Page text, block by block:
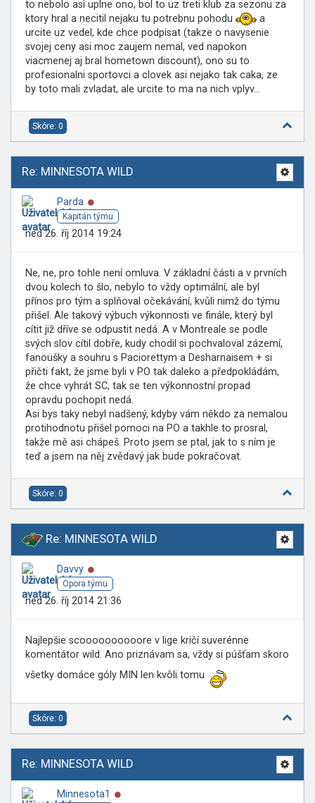
to nebolo asi uplne ono, bol to uz treti klub za sezonu za
ktory hral a necitil nejaku tu potrebnu pohodu
a
urcite uz vedel, kde chce podpisat (takze o navysenie
svojej ceny asi moc zaujem nemal, ved napokon
viacmenej aj bral hometown discount), ono su to
profesionalni sportovci a clovek asi nejako tak caka, ze
by toto mali zvladat, ale urcite to ma na nich vplyv...
Skóre: 0
Re: MINNESOTA WILD
Parda
Kapitán týmu
ned 26. říj 2014 19:24
Ne, ne, pro tohle není omluva. V základní části a v prvních
dvou kolech to šlo, nebylo to vždy optimální, ale byl
přínos pro tým a splňoval očekávání, kvůli nimž do týmu
přišel. Ale takový výbuch výkonnosti ve finále, který byl
cítit již dříve se odpustit nedá. A v Montreale se podle
svých slov cítil dobře, kudy chodil si pochvaloval zázemí,
fanoušky a souhru s Paciorettym a Desharnaisem + si
přičti fakt, že jsme byli v PO tak daleko a předpokládám,
že chce vyhrát SC, tak se ten výkonnostní propad
opravdu pochopit nedá.
Asi bys taky nebyl nadšený, kdyby vám někdo za nemalou
protihodnotu přišel pomoci na PO a takhle to prosral,
takže mě asi chápeš. Proto jsem se ptal, jak to s ním je
teď a jsem na něj zvědavý jak bude pokračovat.
Skóre: 0
Re: MINNESOTA WILD
Davvy
Opora týmu
ned 26. říj 2014 21:36
Najlepšie scoooooooooore v lige kričí suverénne
komentátor wild. Ano priznávam sa, vždy si púšťam skoro
všetky domáce góly MIN len kvôli tomu
Skóre: 0
Re: MINNESOTA WILD
Minnesota1